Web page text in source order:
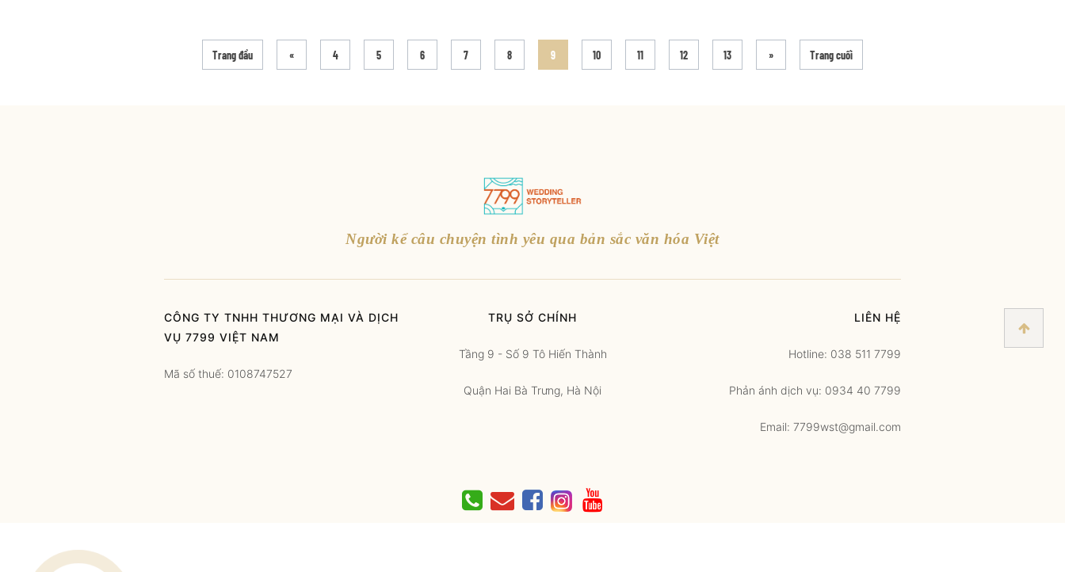
Trang đầu « 4 5 6 7 8 9 10 11 12 13 » Trang cuối
Người kể câu chuyện tình yêu qua bản sắc văn hóa Việt
CÔNG TY TNHH THƯƠNG MẠI VÀ DỊCH
VỤ 7799 VIỆT NAM
Mã số thuế: 0108747527
TRỤ SỞ CHÍNH
Tầng 9 - Số 9 Tô Hiến Thành
Quận Hai Bà Trưng, Hà Nội
LIÊN HỆ
Hotline: 038 511 7799
Phản ánh dịch vụ: 0934 40 7799
Email: 7799wst@gmail.com